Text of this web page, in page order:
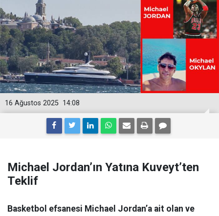
14:08
16 Ağustos 2025
Michael Jordan’ın Yatına Kuveyt’ten
Teklif
Basketbol efsanesi Michael Jordan’a ait olan ve